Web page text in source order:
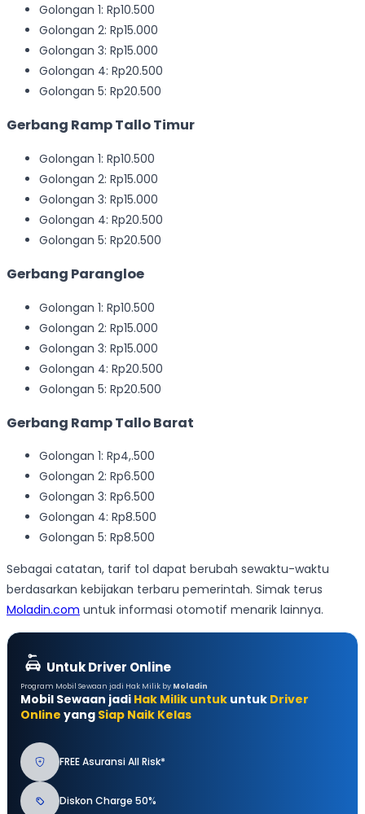
Golongan 1: Rp10.500
Golongan 2: Rp15.000
Golongan 3: Rp15.000
Golongan 4: Rp20.500
Golongan 5: Rp20.500
Gerbang Ramp Tallo Timur
Golongan 1: Rp10.500
Golongan 2: Rp15.000
Golongan 3: Rp15.000
Golongan 4: Rp20.500
Golongan 5: Rp20.500
Gerbang Parangloe
Golongan 1: Rp10.500
Golongan 2: Rp15.000
Golongan 3: Rp15.000
Golongan 4: Rp20.500
Golongan 5: Rp20.500
Gerbang Ramp Tallo Barat
Golongan 1: Rp4,.500
Golongan 2: Rp6.500
Golongan 3: Rp6.500
Golongan 4: Rp8.500
Golongan 5: Rp8.500
Sebagai catatan, tarif tol dapat berubah sewaktu-waktu
berdasarkan kebijakan terbaru pemerintah. Simak terus
Moladin.com untuk informasi otomotif menarik lainnya.
Untuk Driver Online
Program Mobil Sewaan jadi Hak Milik by Moladin
Mobil Sewaan jadi Hak Milik untuk untuk Driver
Online yang Siap Naik Kelas
FREE Asuransi All Risk*
Diskon Charge 50%